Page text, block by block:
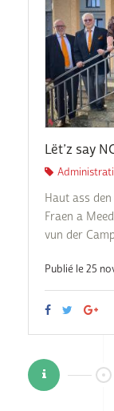
Lët’z say
Haut ass
Fraen a
vun der
Publié le 25